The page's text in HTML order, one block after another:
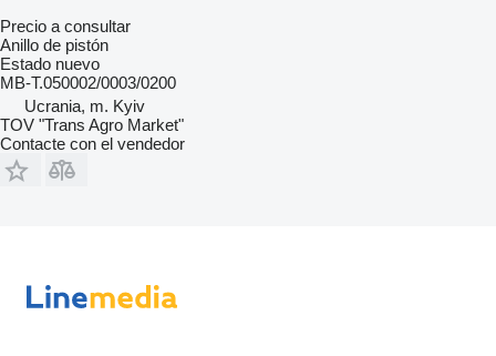
Precio a consultar
Anillo de pistón
Estado nuevo
MB-T.050002/0003/0200
Ucrania, m. Kyiv
TOV "Trans Agro Market"
Contacte con el vendedor